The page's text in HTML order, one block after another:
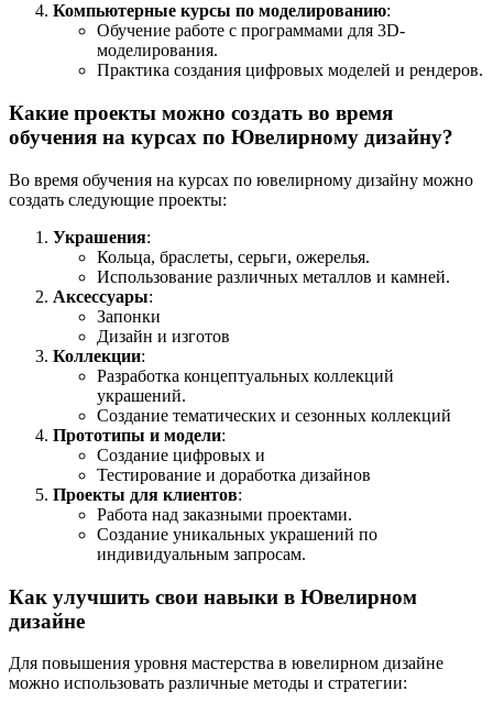
Компьютерные курсы по моделированию:
Обучение работе с программами для 3D-
моделирования.
Практика создания цифровых моделей и рендеров.
Какие проекты можно создать во время
обучения на курсах по Ювелирному дизайну?
Во время обучения на курсах по ювелирному дизайну можно
создать следующие проекты:
Украшения:
Кольца, браслеты, серьги, ожерелья.
Использование различных металлов и камней.
Аксессуары:
Запонки
Дизайн и изготов
Коллекции:
Разработка концептуальных коллекций
украшений.
Создание тематических и сезонных коллекций
Прототипы и модели:
Создание цифровых и
Тестирование и доработка дизайнов
Проекты для клиентов:
Работа над заказными проектами.
Создание уникальных украшений по
индивидуальным запросам.
Как улучшить свои навыки в Ювелирном
дизайне
Для повышения уровня мастерства в ювелирном дизайне
можно использовать различные методы и стратегии: